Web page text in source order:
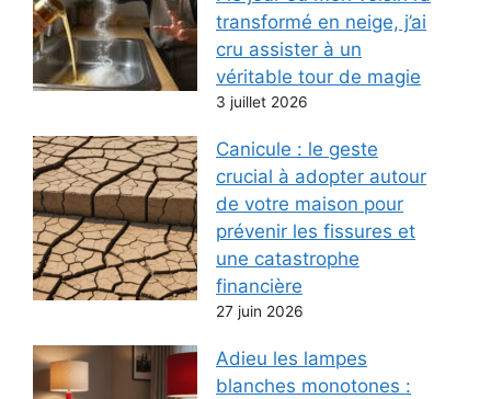
transformé en neige, j’ai
cru assister à un
véritable tour de magie
3 juillet 2026
Canicule : le geste
crucial à adopter autour
de votre maison pour
prévenir les fissures et
une catastrophe
financière
27 juin 2026
Adieu les lampes
blanches monotones :